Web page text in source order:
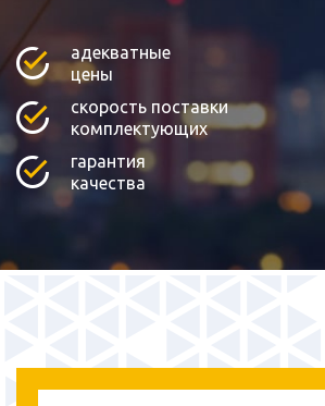
адекватные
цены
скорость поставки
комплектующих
гарантия
качества